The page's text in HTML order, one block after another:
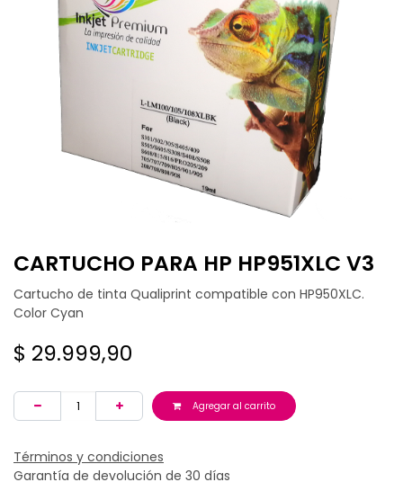
CARTUCHO PARA HP HP951XLC V3
Cartucho de tinta Qualiprint compatible con HP950XLC.
Color Cyan
$ 29.999,90
Agregar al carrito
Términos y condiciones
Garantía de devolución de 30 días